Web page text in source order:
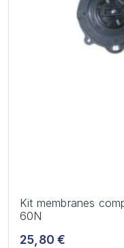
Kit membranes
60N
25,80 €